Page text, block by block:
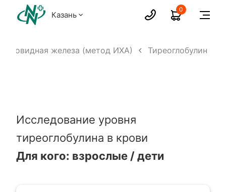
Казань
0
железа (метод ИХА) Тиреоглобулин
Исследование уровня
тиреоглобулина в крови
Для кого: взрослые / дети